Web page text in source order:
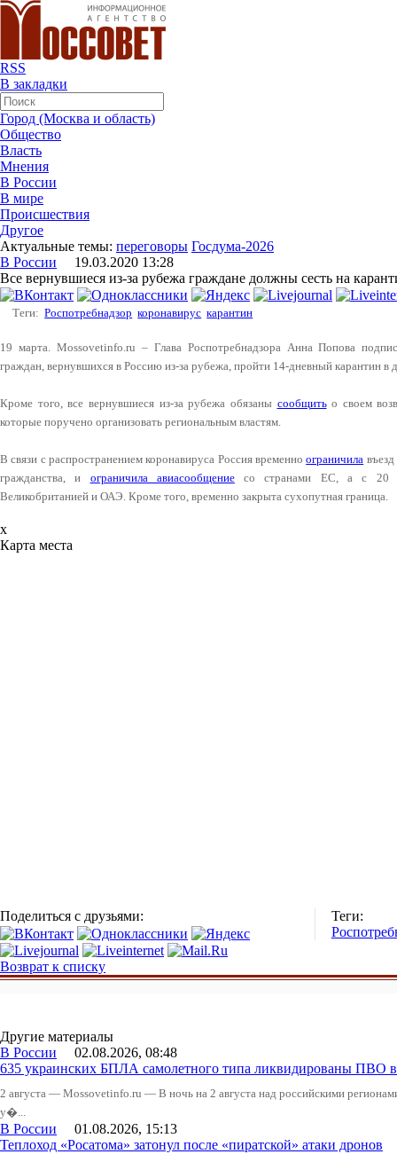
RSS
В закладки
Город (Москва и область)
Общество
Власть
Мнения
В России
В мире
Происшествия
Другое
Актуальные темы: переговоры Госдума-2026
В России 19.03.2020 13:28
Все вернувшиеся из-за рубежа граждане должны сесть на
Теги: Роспотребнадзор коронавирус карантин
19 марта. Mossovetinfo.ru – Глава Роспотребнадзора Анна Попова
граждан, вернувшихся в Россию из-за рубежа, пройти 14-дневный карантин в
Кроме того, все вернувшиеся из-за рубежа обязаны сообщитьо своем
которые поручено организовать региональным властям.
В связи с распространением коронавируса Россия временноограничила
гражданства, и ограничила авиасообщениесо странами ЕС, а с 20
Великобританией и ОАЭ. Кроме того, временно закрыта сухопутная граница.
x
Карта места
Поделиться с друзьями:
Теги:
Возврат к списку
Другие материалы
В России 02.08.2026, 08:48
635 украинских БПЛА самолетного типа ликвидированы ПВО
2 августа — Mossovetinfo.ru — В ночь на 2 августа над российскими
у�...
В России 01.08.2026, 15:13
Теплоход «Росатома» затонул после «пиратской» атаки дронов